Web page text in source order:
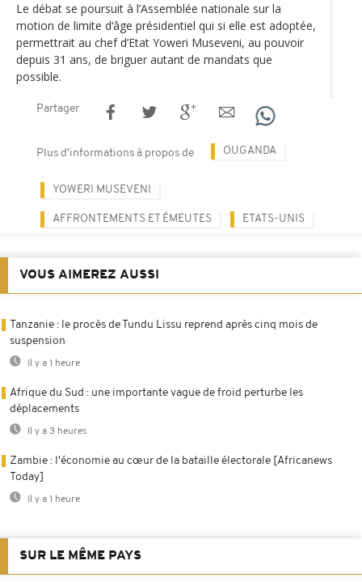
Le débat se poursuit à l’Assemblée nationale sur la
motion de limite d‘âge présidentiel qui si elle est adoptée,
permettrait au chef d’Etat Yoweri Museveni, au pouvoir
depuis 31 ans, de briguer autant de mandats que
possible.
Partager
Plus d'informations à propos de OUGANDA
YOWERI MUSEVENI
AFFRONTEMENTS ET ÉMEUTES ETATS-UNIS
VOUS AIMEREZ AUSSI
Tanzanie : le procès de Tundu Lissu reprend après cinq mois de
suspension
Il y a 1 heure
Afrique du Sud : une importante vague de froid perturbe les
déplacements
Il y a 3 heures
Zambie : l'économie au cœur de la bataille électorale [Africanews
Today]
Il y a 1 heure
SUR LE MÊME PAYS